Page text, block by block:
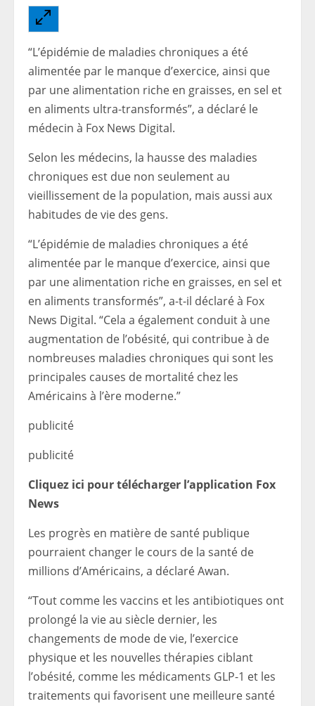
“L’épidémie de maladies chroniques a été
alimentée par le manque d’exercice, ainsi que
par une alimentation riche en graisses, en sel et
en aliments ultra-transformés”, a déclaré le
médecin à Fox News Digital.
Selon les médecins, la hausse des maladies
chroniques est due non seulement au
vieillissement de la population, mais aussi aux
habitudes de vie des gens.
“L’épidémie de maladies chroniques a été
alimentée par le manque d’exercice, ainsi que
par une alimentation riche en graisses, en sel et
en aliments transformés”, a-t-il déclaré à Fox
News Digital. “Cela a également conduit à une
augmentation de l’obésité, qui contribue à de
nombreuses maladies chroniques qui sont les
principales causes de mortalité chez les
Américains à l’ère moderne.”
publicité
publicité
Cliquez ici pour télécharger l’application Fox
News
Les progrès en matière de santé publique
pourraient changer le cours de la santé de
millions d’Américains, a déclaré Awan.
“Tout comme les vaccins et les antibiotiques ont
prolongé la vie au siècle dernier, les
changements de mode de vie, l’exercice
physique et les nouvelles thérapies ciblant
l’obésité, comme les médicaments GLP-1 et les
traitements qui favorisent une meilleure santé